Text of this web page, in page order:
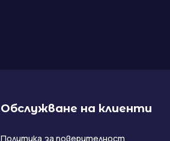
Обслужване на клиенти
Политика за поверителност